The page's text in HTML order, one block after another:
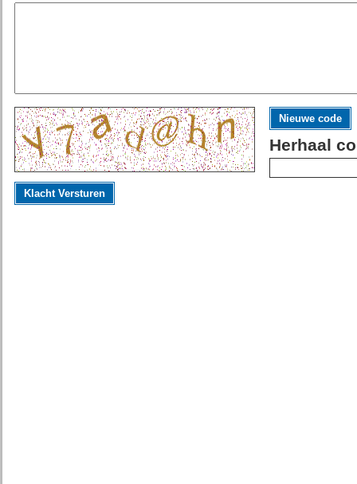
Nieuwe code
Herhaal
Klacht Versturen